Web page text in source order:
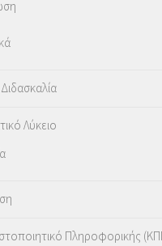
Λύκειο
Πληροφορικής